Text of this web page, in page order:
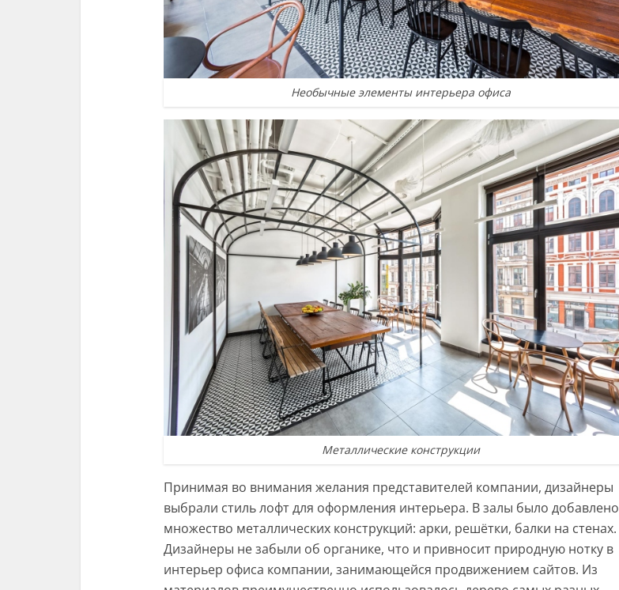
Необычные элементы интерьера офиса
Металлические конструкции
Принимая во внимания желания представителей компании, дизайнеры
выбрали стиль лофт для оформления интерьера. В залы было добавлено
множество металлических конструкций: арки, решётки, балки на стенах.
Дизайнеры не забыли об органике, что и привносит природную нотку в
интерьер офиса компании, занимающейся продвижением сайтов. Из